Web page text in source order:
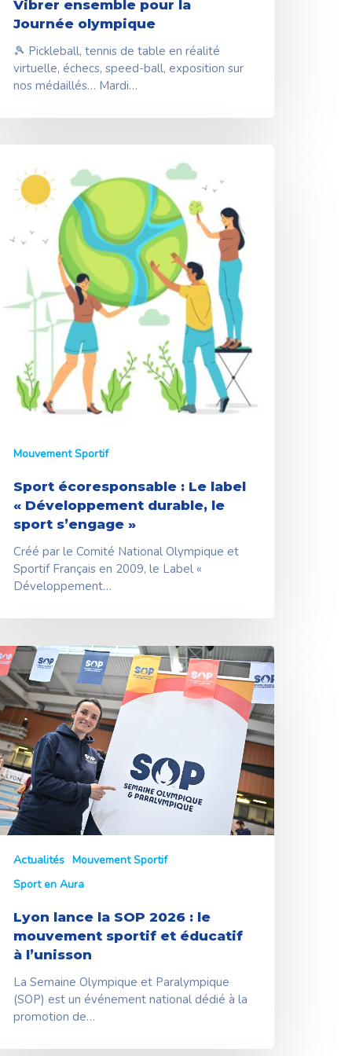
Vibrer ensemble pour la
Journée olympique
🎾 Pickleball, tennis de table en réalité
virtuelle, échecs, speed-ball, exposition sur
nos médaillés… Mardi…
Développement
»
Mouvement Sportif
Sport écoresponsable : Le label
« Développement durable, le
sport s’engage »
Créé par le Comité National Olympique et
Sportif Français en 2009, le Label «
Développement…
Actualités Mouvement Sportif
Sport en Aura
Lyon lance la SOP 2026 : le
mouvement sportif et éducatif
à l’unisson
La Semaine Olympique et Paralympique
(SOP) est un événement national dédié à la
promotion de…